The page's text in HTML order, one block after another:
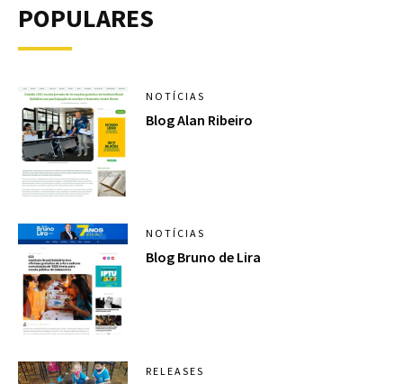
POPULARES
NOTÍCIAS
Blog Alan Ribeiro
NOTÍCIAS
Blog Bruno de Lira
RELEASES